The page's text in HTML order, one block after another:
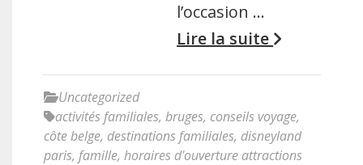
l’occasion …
Lire la suite
Uncategorized
activités familiales, bruges, conseils voyage,
côte belge, destinations familiales, disneyland
paris, famille, horaires d'ouverture attractions